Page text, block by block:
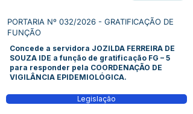
PORTARIA Nº 032/2026 - GRATIFICAÇÃO DE
FUNÇÃO
Concede a servidora JOZILDA FERREIRA DE
SOUZA IDE a função de gratificação FG – 5
para responder pela COORDENAÇÃO DE
VIGILÂNCIA EPIDEMIOLÓGICA.
Legislação